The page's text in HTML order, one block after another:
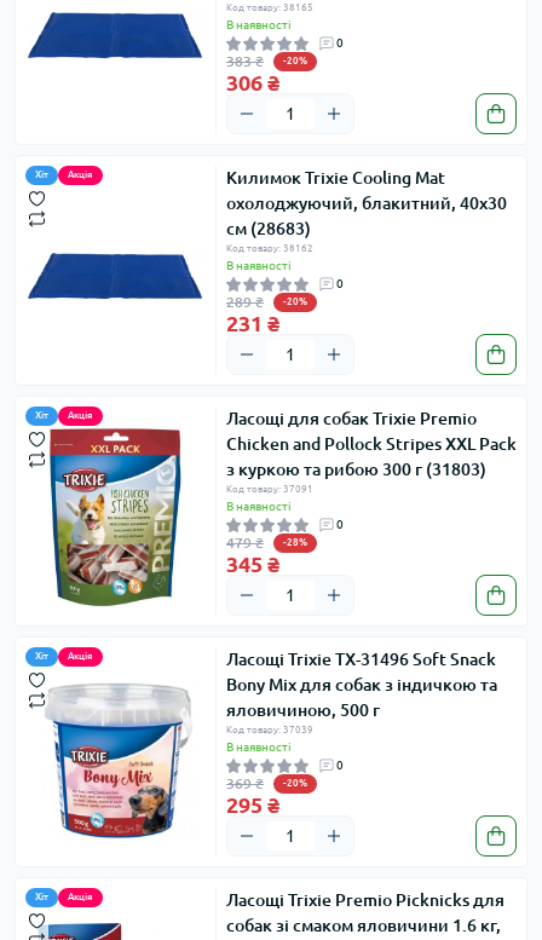
Код товару: 38165
В наявності
0
383 ₴ -20%
306 ₴
Хіт Акція
Килимок Trixie Cooling Mat
охолоджуючий, блакитний, 40х30
см (28683)
Код товару: 38162
В наявності
0
289 ₴ -20%
231 ₴
Хіт Акція
Ласощі для собак Trixie Premio
Chicken and Pollock Stripes XXL Pack
з куркою та рибою 300 г (31803)
Код товару: 37091
В наявності
0
479 ₴ -28%
345 ₴
Хіт Акція
Ласощі Trixie TX-31496 Soft Snack
Bony Mix для собак з індичкою та
яловичиною, 500 г
Код товару: 37039
В наявності
0
369 ₴ -20%
295 ₴
Хіт Акція
Ласощі Trixie Premio Picknicks для
собак зі смаком яловичини 1.6 кг,